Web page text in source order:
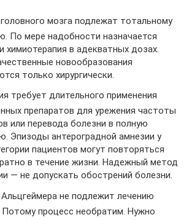
мозга подлежат тотальному
По мере надобности назначается
химиотерапия в адекватных дозах.
новообразования
только хирургически.
требует длительного применения
препаратов для урежения частоты
или перевода болезни в полную
Эпизоды антероградной амнезии у
пациентов могут повторяться
в течение жизни. Надежный метод
— не допускать обострений болезни.
не подлежит лечению
процесс необратим. Нужно